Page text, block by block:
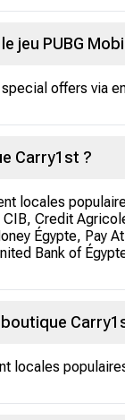
jeu PUBG
offers via
Carry1st ?
locales
Credit
Égypte, Pay
Bank of
locales